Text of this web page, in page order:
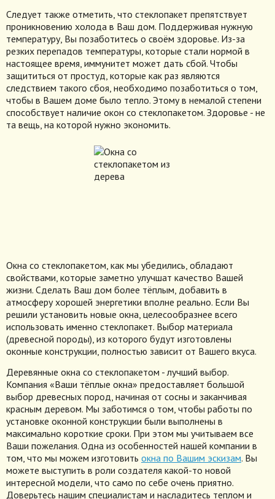
Следует также отметить, что стеклопакет препятствует
проникновению холода в Ваш дом. Поддерживая нужную
температуру, Вы позаботитесь о своём здоровье. Из-за
резких перепадов температуры, которые стали нормой в
настоящее время, иммунитет может дать сбой. Чтобы
защититься от простуд, которые как раз являются
следствием такого сбоя, необходимо позаботиться о том,
чтобы в Вашем доме было тепло. Этому в немалой степени
способствует наличие окон со стеклопакетом. Здоровье - не
та вещь, на которой нужно экономить.
Окна со стеклопакетом, как мы убедились, обладают
свойствами, которые заметно улучшат качество Вашей
жизни. Сделать Ваш дом более тёплым, добавить в
атмосферу хорошей энергетики вполне реально. Если Вы
решили установить новые окна, целесообразнее всего
использовать именно стеклопакет. Выбор материала
(древесной породы), из которого будут изготовлены
оконные конструкции, полностью зависит от Вашего вкуса.
Деревянные окна со стеклопакетом - лучший выбор.
Компания «Ваши тёплые окна» предоставляет большой
выбор древесных пород, начиная от сосны и заканчивая
красным деревом. Мы заботимся о том, чтобы работы по
установке оконной конструкции были выполнены в
максимально короткие сроки. При этом мы учитываем все
Ваши пожелания. Одна из особенностей нашей компании в
том, что мы можем изготовить окна по Вашим эскизам. Вы
можете выступить в роли создателя какой-то новой
интересной модели, что само по себе очень приятно.
Доверьтесь нашим специалистам и насладитесь теплом и